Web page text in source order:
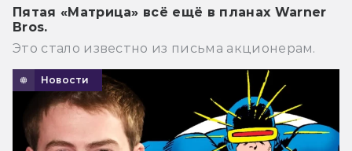
Пятая «Матрица» всё ещё в планах Warner
Bros.
Это стало известно из письма акционерам.
Новости